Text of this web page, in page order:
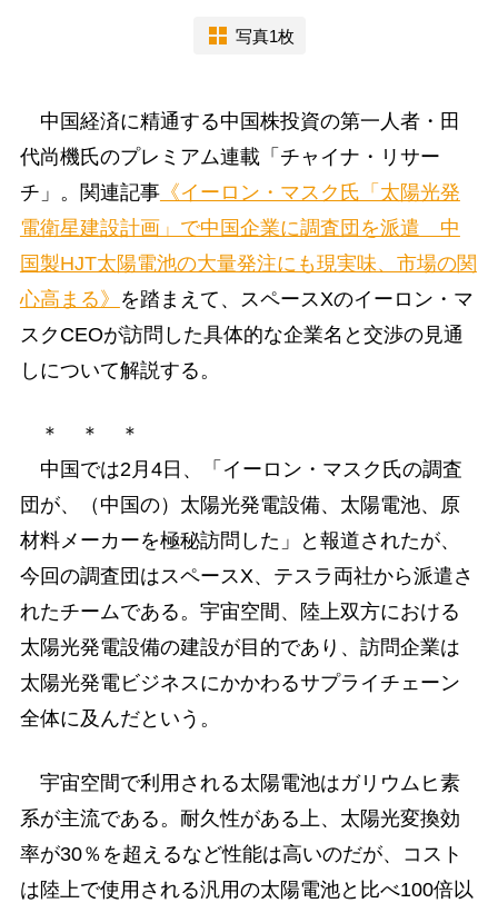
写真1枚
中国経済に精通する中国株投資の第一人者・田
代尚機氏のプレミアム連載「チャイナ・リサー
チ」。関連記事《イーロン・マスク氏「太陽光発
電衛星建設計画」で中国企業に調査団を派遣 中
国製HJT太陽電池の大量発注にも現実味、市場の関
心高まる》 を踏まえて、スペースXのイーロン・マ
スクCEOが訪問した具体的な企業名と交渉の見通
しについて解説する。
＊ ＊ ＊
中国では2月4日、「イーロン・マスク氏の調査
団が、（中国の）太陽光発電設備、太陽電池、原
材料メーカーを極秘訪問した」と報道されたが、
今回の調査団はスペースX、テスラ両社から派遣さ
れたチームである。宇宙空間、陸上双方における
太陽光発電設備の建設が目的であり、訪問企業は
太陽光発電ビジネスにかかわるサプライチェーン
全体に及んだという。
宇宙空間で利用される太陽電池はガリウムヒ素
系が主流である。耐久性がある上、太陽光変換効
率が30％を超えるなど性能は高いのだが、コスト
は陸上で使用される汎用の太陽電池と比べ100倍以